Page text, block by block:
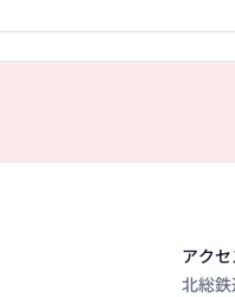
アクセ
北総